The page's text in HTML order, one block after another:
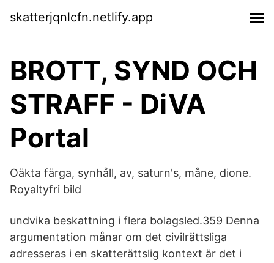
skatterjqnlcfn.netlify.app
BROTT, SYND OCH
STRAFF - DiVA
Portal
Oäkta färga, synhåll, av, saturn's, måne, dione.
Royaltyfri bild
undvika beskattning i flera bolagsled.359 Denna
argumentation månar om det civilrättsliga
adresseras i en skatterättslig kontext är det i